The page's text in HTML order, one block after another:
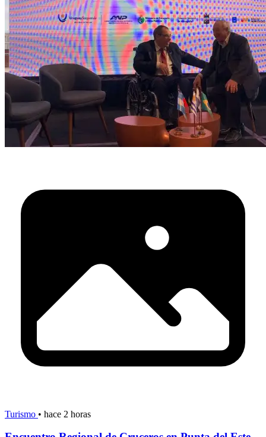
Turismo • hace 2 horas